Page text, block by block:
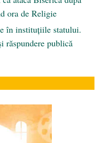
ora de Religie
în instituțiile statului.
răspundere publică